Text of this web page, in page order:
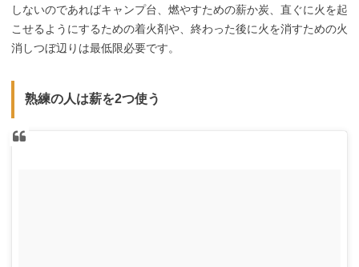
しないのであればキャンプ台、燃やすための薪か炭、直ぐに火を起
こせるようにするための着火剤や、終わった後に火を消すための火
消しつぼ辺りは最低限必要です。
熟練の人は薪を2つ使う